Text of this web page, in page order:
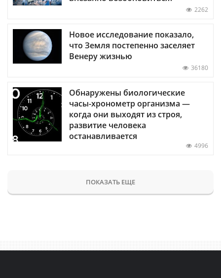
2262
Новое исследование показало,
что Земля постепенно заселяет
Венеру жизнью
36180
Обнаружены биологические
часы-хронометр организма —
когда они выходят из строя,
развитие человека
останавливается
4996
ПОКАЗАТЬ ЕЩЕ